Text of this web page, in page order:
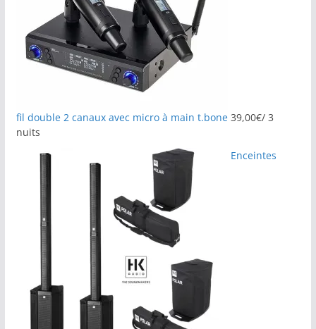
fil double 2 canaux avec micro à main t.bone 39,00€/ 3
nuits
Enceintes